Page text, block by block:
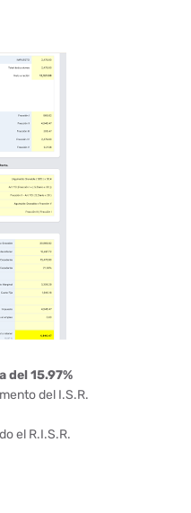
del 15.97%
del I.S.R.
el R.I.S.R.